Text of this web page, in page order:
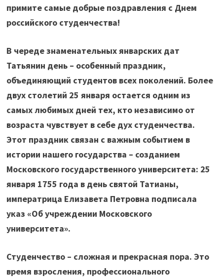
примите самые добрые поздравления с Днем
российского студенчества!
В череде знаменательных январских дат
Татьянин день – особенный праздник,
объединяющий студентов всех поколений. Более
двух столетий 25 января остается одним из
самых любимых дней тех, кто независимо от
возраста чувствует в себе дух студенчества.
Этот праздник связан с важным событием в
истории нашего государства – созданием
Московского государственного университета: 25
января 1755 года в день святой Татианы,
императрица Елизавета Петровна подписала
указ «Об учреждении Московского
университета».
Студенчество – сложная и прекрасная пора. Это
время взросления, профессионального